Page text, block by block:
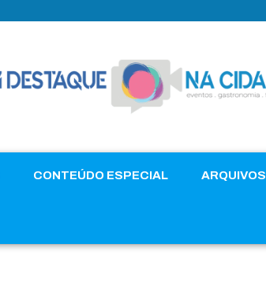
CONTEÚDO ESPECIAL ARQUIVOS